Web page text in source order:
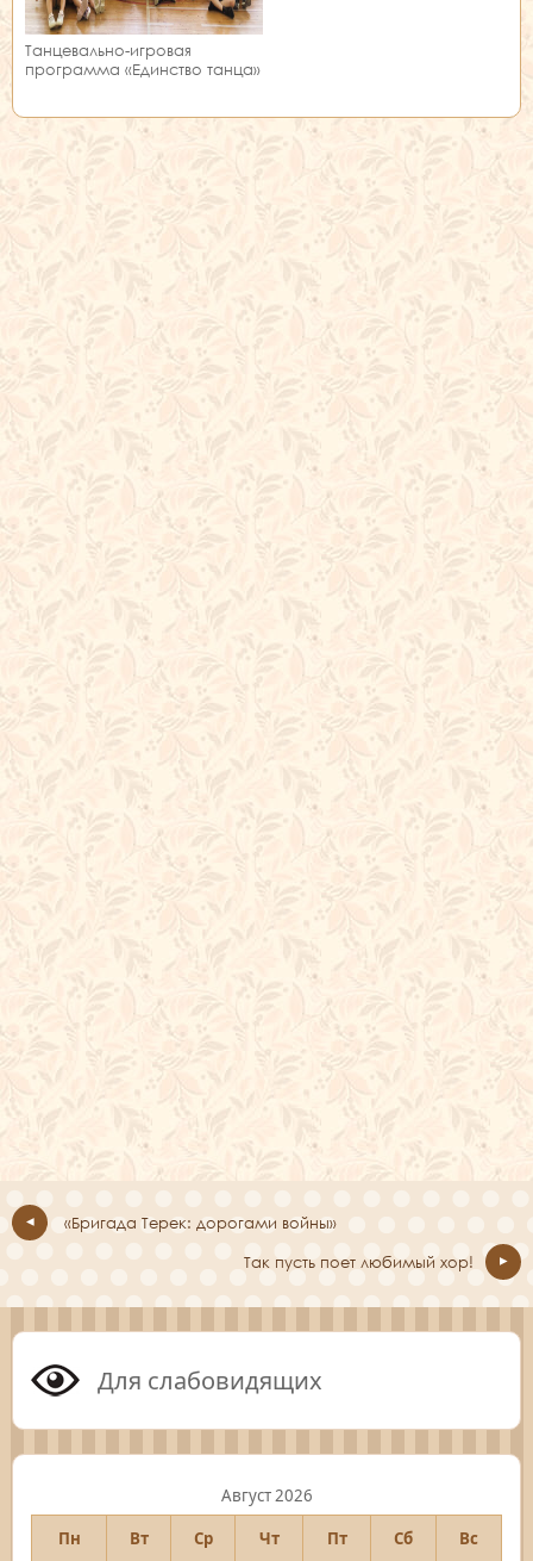
Танцевально-игровая
программа «Единство танца»
«Бригада Терек: дорогами войны»
Так пусть поет любимый хор!
Для слабовидящих
Август 2026
Пн
Вт Ср Чт Пт Сб Вс